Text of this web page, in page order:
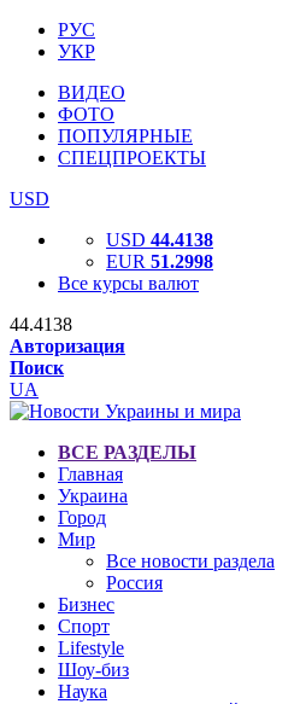
РУС
УКР
ВИДЕО
ФОТО
ПОПУЛЯРНЫЕ
СПЕЦПРОЕКТЫ
USD
USD 44.4138
EUR 51.2998
Все курсы валют
44.4138
Авторизация
Поиск
UA
ВСЕ РАЗДЕЛЫ
Главная
Украина
Город
Мир
Все новости раздела
Россия
Бизнес
Спорт
Lifestyle
Шоу-биз
Наука